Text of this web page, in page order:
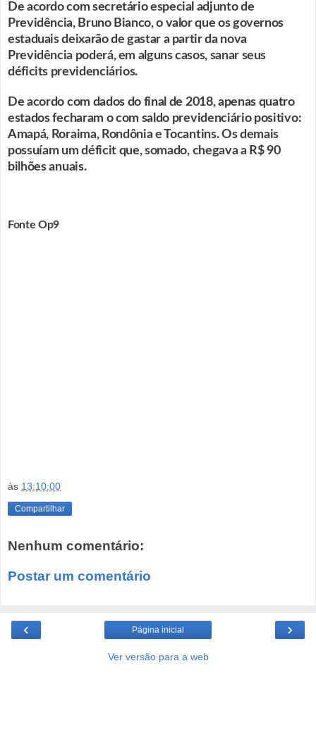
De acordo com secretário especial adjunto de
Previdência, Bruno Bianco, o valor que os governos
estaduais deixarão de gastar a partir da nova
Previdência poderá, em alguns casos, sanar seus
déficits previdenciários.
De acordo com dados do final de 2018, apenas quatro
estados fecharam o com saldo previdenciário positivo:
Amapá, Roraima, Rondônia e Tocantins. Os demais
possuíam um déficit que, somado, chegava a R$ 90
bilhões anuais.
Fonte Op9
às 13:10:00
Compartilhar
Nenhum comentário:
Postar um comentário
‹ ›
Página inicial
Ver versão para a web